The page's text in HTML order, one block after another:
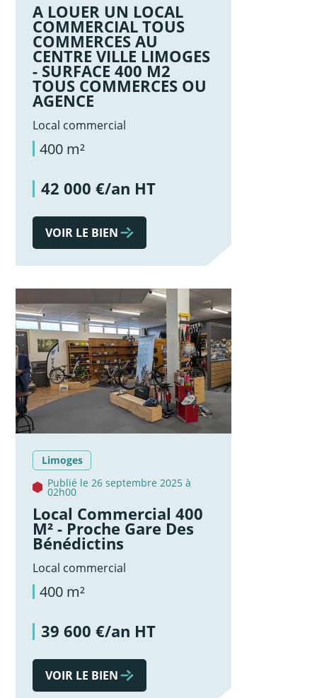
A LOUER UN LOCAL
COMMERCIAL TOUS
COMMERCES AU
CENTRE VILLE LIMOGES
- SURFACE 400 M2
TOUS COMMERCES OU
AGENCE
Local commercial
400 m²
42 000 €/an HT
VOIR LE BIEN
Limoges
Publié le 26 septembre 2025 à
02h00
Local Commercial 400
M² - Proche Gare Des
Bénédictins
Local commercial
400 m²
39 600 €/an HT
VOIR LE BIEN